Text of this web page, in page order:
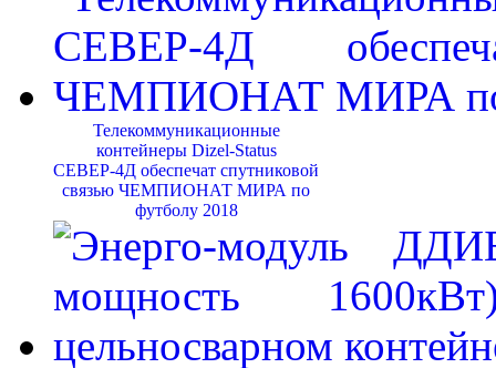
Телекоммуникационные
контейнеры Dizel-Status
СЕВЕР-4Д обеспечат спутниковой
связью ЧЕМПИОНАТ МИРА по
футболу 2018